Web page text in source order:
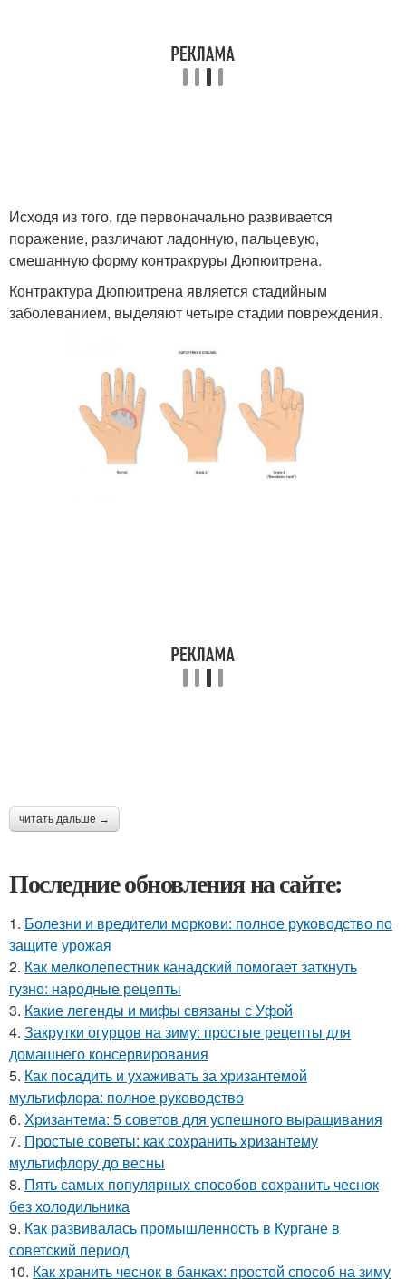
Исходя из того, где первоначально развивается
поражение, различают ладонную, пальцевую,
смешанную форму контракруры Дюпюитрена.
Контрактура Дюпюитрена является стадийным
заболеванием, выделяют четыре стадии повреждения.
читать дальше →
Последние обновления на сайте:
1. Болезни и вредители моркови: полное руководство по
защите урожая
2. Как мелколепестник канадский помогает заткнуть
гузно: народные рецепты
3. Какие легенды и мифы связаны с Уфой
4. Закрутки огурцов на зиму: простые рецепты для
домашнего консервирования
5. Как посадить и ухаживать за хризантемой
мультифлора: полное руководство
6. Хризантема: 5 советов для успешного выращивания
7. Простые советы: как сохранить хризантему
мультифлору до весны
8. Пять самых популярных способов сохранить чеснок
без холодильника
9. Как развивалась промышленность в Кургане в
советский период
10. Как хранить чеснок в банках: простой способ на зиму